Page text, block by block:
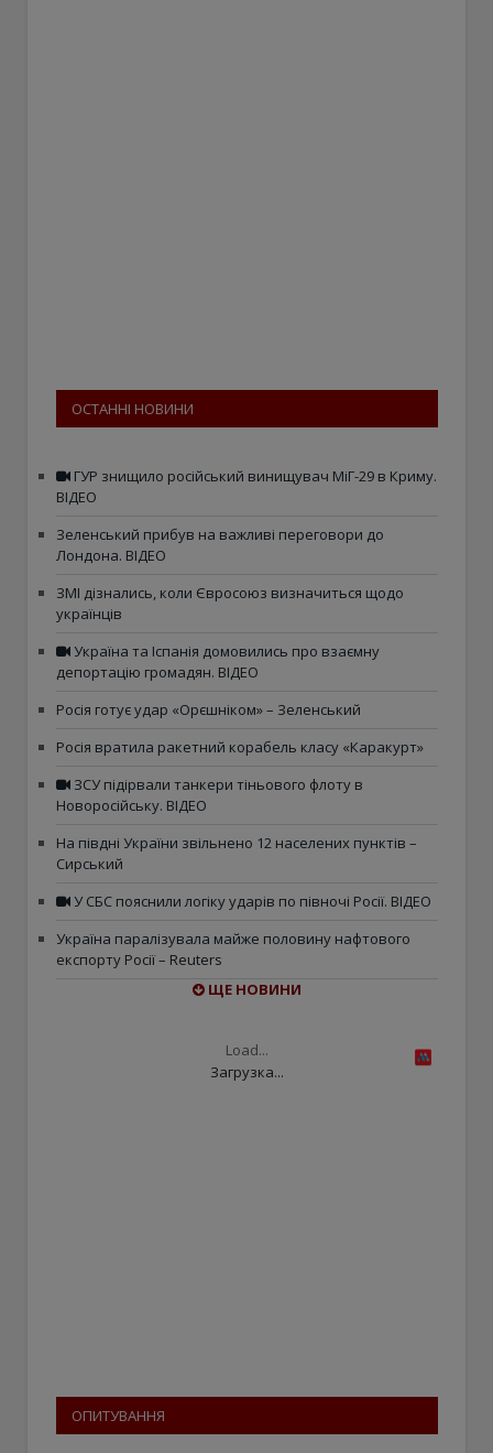
ОСТАННІ НОВИНИ
ГУР знищило російський винищувач МіГ-29 в Криму.
ВІДЕО
Зеленський прибув на важливі переговори до
Лондона. ВІДЕО
ЗМІ дізнались, коли Євросоюз визначиться щодо
українців
Україна та Іспанія домовились про взаємну
депортацію громадян. ВІДЕО
Росія готує удар «Орєшніком» – Зеленський
Росія вратила ракетний корабель класу «Каракурт»
ЗСУ підірвали танкери тіньового флоту в
Новоросійську. ВІДЕО
На півдні України звільнено 12 населених пунктів –
Сирський
У СБС пояснили логіку ударів по півночі Росії. ВІДЕО
Україна паралізувала майже половину нафтового
експорту Росії – Reuters
ЩЕ НОВИНИ
Load...
Загрузка...
ОПИТУВАННЯ